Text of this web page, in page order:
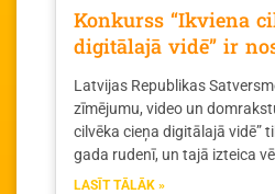
Konkurss “Ikviena
digitālajā vidē” ir
Latvijas Republikas
zīmējumu, video un
cilvēka cieņa digitālajā vidē”
gada rudenī, un tajā izteica
LASĪT TĀLĀK »